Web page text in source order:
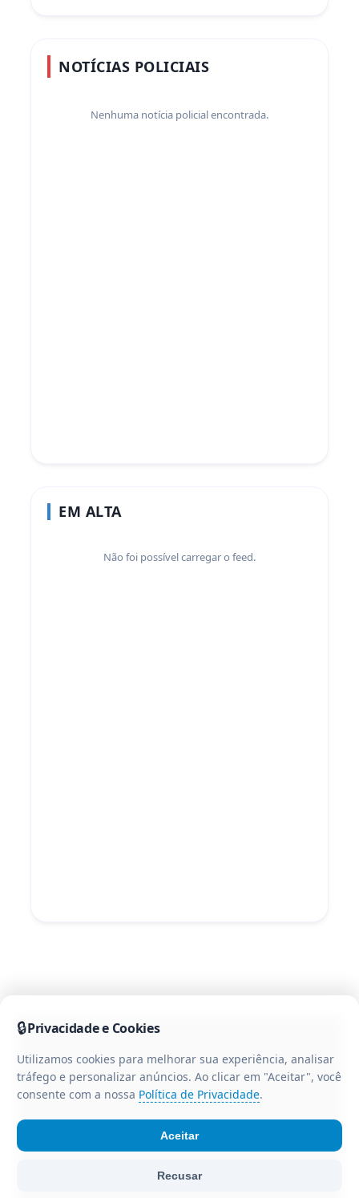
NOTÍCIAS POLICIAIS
Nenhuma notícia policial encontrada.
EM ALTA
Não foi possível carregar o feed.
notícias da região centro-oeste do Paraná.
🔒Privacidade e Cookies
Utilizamos cookies para melhorar sua experiência, analisar
tráfego e personalizar anúncios. Ao clicar em "Aceitar", você
consente com a nossa Política de Privacidade.
Recusar
Aceitar